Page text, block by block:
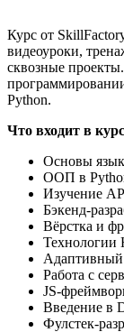
Курс от
видеоуроки,
сквозные
Python.
Что входит в курс
Основы
ООП в
Изучение
Бэкенд-
Вёрстка и
Технологии
Адаптивный
Работа с
JS-
Введение в
Фулстек-